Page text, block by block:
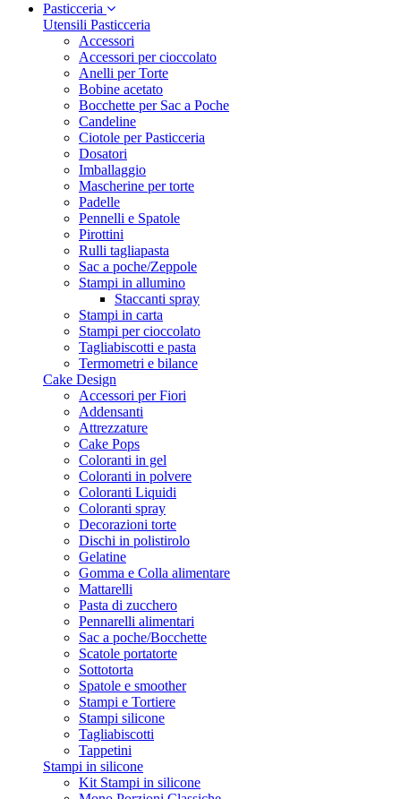
Pasticceria
Utensili Pasticceria
Accessori
Accessori per cioccolato
Anelli per Torte
Bobine acetato
Bocchette per Sac a Poche
Candeline
Ciotole per Pasticceria
Dosatori
Imballaggio
Mascherine per torte
Padelle
Pennelli e Spatole
Pirottini
Rulli tagliapasta
Sac a poche/Zeppole
Stampi in allumino
Staccanti spray
Stampi in carta
Stampi per cioccolato
Tagliabiscotti e pasta
Termometri e bilance
Cake Design
Accessori per Fiori
Addensanti
Attrezzature
Cake Pops
Coloranti in gel
Coloranti in polvere
Coloranti Liquidi
Coloranti spray
Decorazioni torte
Dischi in polistirolo
Gelatine
Gomma e Colla alimentare
Mattarelli
Pasta di zucchero
Pennarelli alimentari
Sac a poche/Bocchette
Scatole portatorte
Sottotorta
Spatole e smoother
Stampi e Tortiere
Stampi silicone
Tagliabiscotti
Tappetini
Stampi in silicone
Kit Stampi in silicone